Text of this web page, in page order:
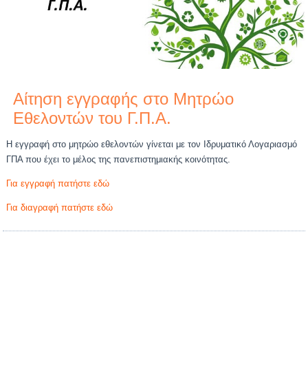
Αίτηση εγγραφής στο Μητρώο
Εθελοντών του Γ.Π.Α.
Η εγγραφή στο μητρώο εθελοντών γίνεται με τον Ιδρυματικό Λογαριασμό
ΓΠΑ που έχει το μέλος της πανεπιστημιακής κοινότητας.
Για εγγραφή πατήστε εδώ
Για διαγραφή πατήστε εδώ